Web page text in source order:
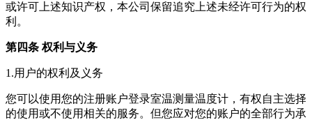
或许可上述知识产权，本公司保留追究上述未经许可行为的权
利。
第四条 权利与义务
1.用户的权利及义务
您可以使用您的注册账户登录室温测量温度计 ，有权自主选择
的使用或不使用相关的服务。但您应对您的账户的全部行为承